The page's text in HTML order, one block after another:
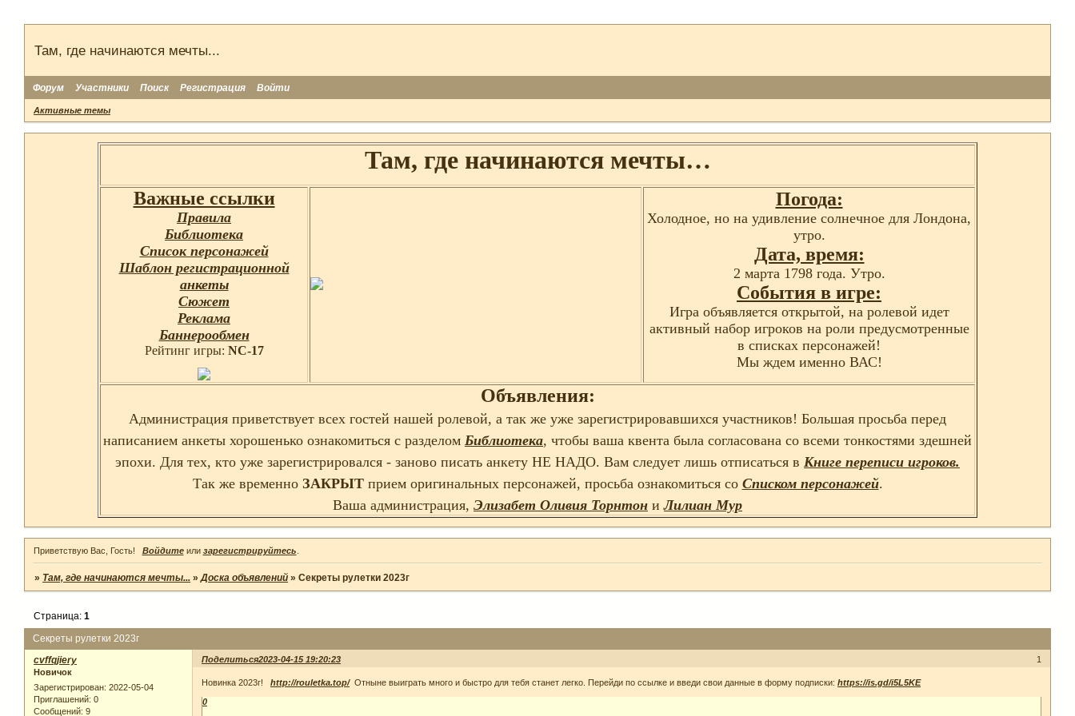
Там, где начинаются мечты...
Форум Участники Поиск Регистрация Войти
Активные темы
Там, где начинаются мечты…
Важные ссылки
Правила
Библиотека
Список персонажей
Шаблон регистрационной
анкеты
Сюжет
Реклама
Баннерообмен
Рейтинг игры: NC-17
Погода:
Холодное, но на удивление солнечное для Лондона,
утро.
Дата, время:
2 марта 1798 года. Утро.
События в игре:
Игра объявляется открытой, на ролевой идет
активный набор игроков на роли предусмотренные
в списках персонажей!
Мы ждем именно ВАС!
Объявления:
Администрация приветствует всех гостей нашей ролевой, а так же уже зарегистрировавшихся участников! Большая просьба перед
написанием анкеты хорошенько ознакомиться с разделом Библиотека, чтобы ваша квента была согласована со всеми тонкостями здешней
эпохи. Для тех, кто уже зарегистрировался - заново писать анкету НЕ НАДО. Вам следует лишь отписаться в Книге переписи игроков.
Так же временно ЗАКРЫТприем оригинальных персонажей, просьба ознакомиться со Списком персонажей.
Ваша администрация, Элизабет Оливия Торнтон иЛилиан Мур
Приветствую Вас, Гость! Войдитеили зарегистрируйтесь
» Там, где начинаются мечты... »Доска объявлений »Секреты рулетки 2023г
Секреты рулетки 2023г
Страница:1
Поделиться 1
2023-04-15 19:20:23
cvffqjiery
Новичок
Зарегистрирован: 2022-05-04
Приглашений: 0
Сообщений: 9
Новинка 2023г!http://rouletka.top/Отныне выиграть много и быстро для тебя станет легко. Перейди по ссылке и введи свои данные в форму подписки:https://is.gd/i5L5KE
0